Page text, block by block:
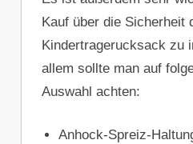
Kauf über die Sicherheit
Kindertragerucksack zu
allem sollte man auf
Auswahl achten:
Anhock-Spreiz-